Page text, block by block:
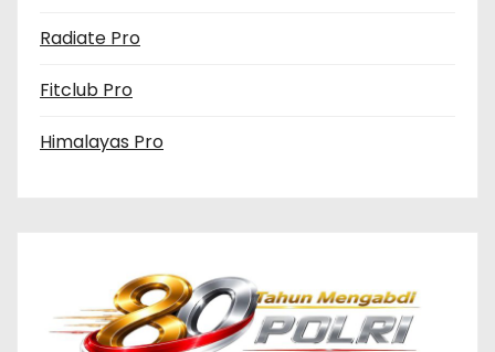
Radiate Pro
Fitclub Pro
Himalayas Pro